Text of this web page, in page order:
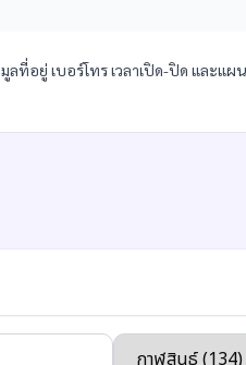
ที่อยู่ เบอร์โทร เวลาเปิด-ปิด และแ